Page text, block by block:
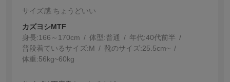
サイズ感:ちょうどいい
カズヨシMTF
身長:166～170cm 体型:普通 年代:40代前半
普段着ているサイズ:M 靴のサイズ:25.5cm~
体重:56kg~60kg